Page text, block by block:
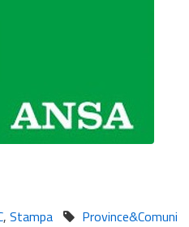
,Stampa Province&Comuni